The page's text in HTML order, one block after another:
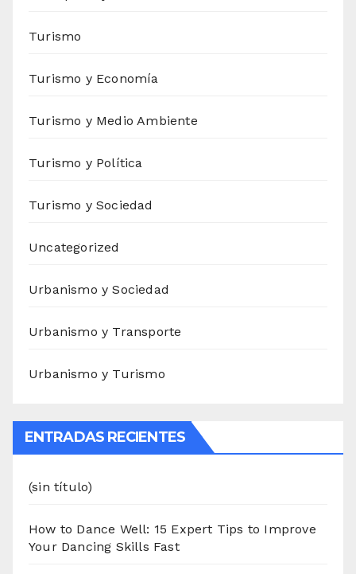
Turismo
Turismo y Economía
Turismo y Medio Ambiente
Turismo y Política
Turismo y Sociedad
Uncategorized
Urbanismo y Sociedad
Urbanismo y Transporte
Urbanismo y Turismo
ENTRADAS RECIENTES
(sin título)
How to Dance Well: 15 Expert Tips to Improve
Your Dancing Skills Fast